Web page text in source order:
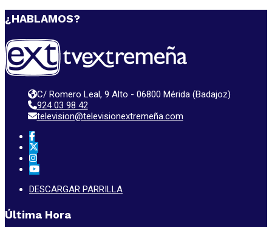
¿HABLAMOS?
C/ Romero Leal, 9 Alto - 06800 Mérida (Badajoz)
924 03 98 42
television@televisionextremeña.com
DESCARGAR PARRILLA
Última Hora